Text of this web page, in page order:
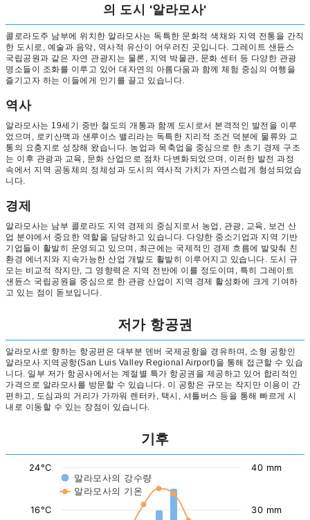
의 도시 '알라모사'
콜로라도주 남부에 위치한 알라모사는 독특한 문화적 색채와 지역 전통을 간직
한 도시로, 예술과 음악, 역사적 유산이 어우러진 곳입니다. 그레이트 샌듄스
국립공원과 같은 자연 관광지는 물론, 지역 박물관, 문화 센터 등 다양한 관광
명소들이 조화를 이루고 있어 대자연의 아름다움과 함께 체험 중심의 여행을
즐기고자 하는 이들에게 인기를 끌고 있습니다.
역사
알라모사는 19세기 중반 철도의 개통과 함께 도시로서 본격적인 발전을 이루
었으며, 로키산맥과 샌루이스 밸리라는 독특한 지리적 조건 덕분에 물류와 교
통의 요충지로 성장해 왔습니다. 농업과 목축업을 중심으로 한 초기 경제 구조
는 이후 관광과 교육, 문화 산업으로 점차 다변화되었으며, 이러한 발전 과정
속에서 지역 공동체의 정체성과 도시의 역사적 가치가 자연스럽게 형성되었습
니다.
경제
알라모사는 남부 콜로라도 지역 경제의 중심지로서 농업, 관광, 교육, 보건 산
업 분야에서 중요한 역할을 담당하고 있습니다. 다양한 중소기업과 지역 기반
기업들이 활발히 운영되고 있으며, 최근에는 국제적인 경제 흐름에 발맞춰 친
환경 에너지와 지속가능한 산업 개발도 활발히 이루어지고 있습니다. 도시 규
모는 비교적 작지만, 그 영향력은 지역 전반에 이를 정도이며, 특히 그레이트
샌듄스 국립공원을 중심으로 한 관광 산업이 지역 경제 활성화에 크게 기여하
고 있는 점이 돋보입니다.
저가 항공권
알라모사로 향하는 항공편은 대부분 덴버 국제공항을 경유하며, 소형 공항인
알라모사 지역공항(San Luis Valley Regional Airport)을 통해 접근할 수 있습
니다. 일부 저가 항공사에서는 계절별 특가 항공권을 제공하고 있어 합리적인
가격으로 알라모사를 방문할 수 있습니다. 이 공항은 규모는 작지만 이용이 간
편하고, 도심과의 거리가 가까워 렌터카, 택시, 셔틀버스 등을 통해 빠르게 시
내로 이동할 수 있는 장점이 있습니다.
기후
알라모사의 강수량
알라모사의 기온
16°C
24°C
30 mm
40 mm